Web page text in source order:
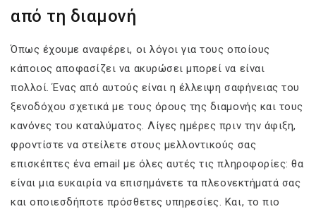
από τη διαμονή
Όπως έχουμε αναφέρει, οι λόγοι για τους οποίους
κάποιος αποφασίζει να ακυρώσει μπορεί να είναι
πολλοί. Ένας από αυτούς είναι η έλλειψη σαφήνειας του
ξενοδόχου σχετικά με τους όρους της διαμονής και τους
κανόνες του καταλύματος. Λίγες ημέρες πριν την άφιξη,
φροντίστε να στείλετε στους μελλοντικούς σας
επισκέπτες ένα email με όλες αυτές τις πληροφορίες: θα
είναι μια ευκαιρία να επισημάνετε τα πλεονεκτήματά σας
και οποιεσδήποτε πρόσθετες υπηρεσίες. Και, το πιο